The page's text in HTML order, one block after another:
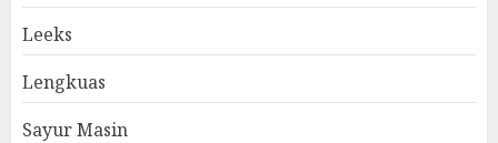
Leeks
Lengkuas
Sayur Masin